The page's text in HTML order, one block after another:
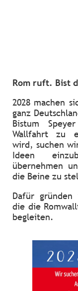
Rom ruft. Bist
2028 machen
ganz
Bistum
Wallfahrt zu
wird, suchen
Ideen
übernehmen
die Beine zu
Dafür gründen
die die
begleiten.